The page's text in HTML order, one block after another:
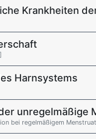
Krankheiten
Harnsystems
unregelmäßige
bei regelmäßigem